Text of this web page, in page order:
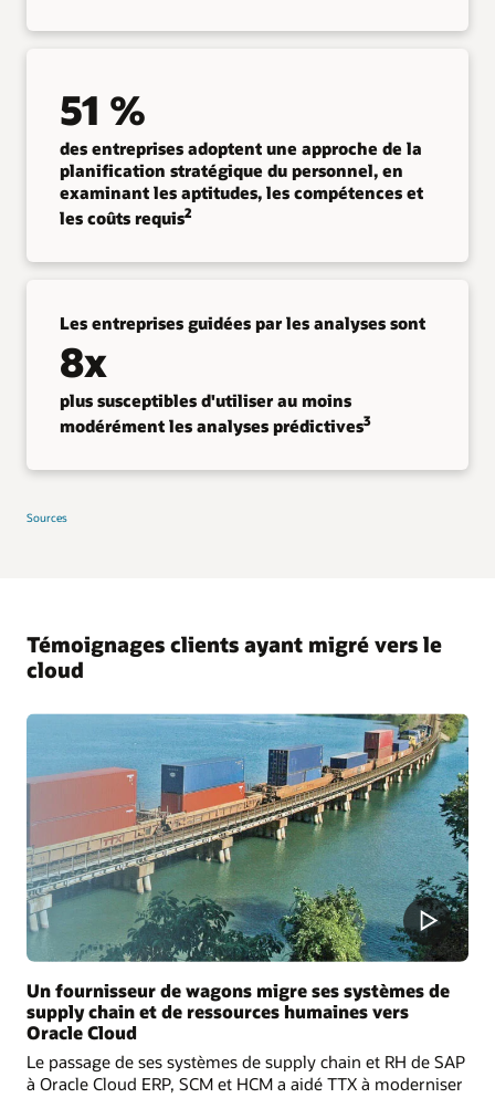
51 %
des entreprises adoptent une approche de la
planification stratégique du personnel, en
examinant les aptitudes, les compétences et
les coûts requis2
Les entreprises guidées par les analyses sont
8x
plus susceptibles d'utiliser au moins
modérément les analyses prédictives3
Sources
Témoignages clients ayant migré vers le
cloud
Un fournisseur de wagons migre ses systèmes de
supply chain et de ressources humaines vers
Oracle Cloud
Le passage de ses systèmes de supply chain et RH de SAP
à Oracle Cloud ERP, SCM et HCM a aidé TTX à moderniser